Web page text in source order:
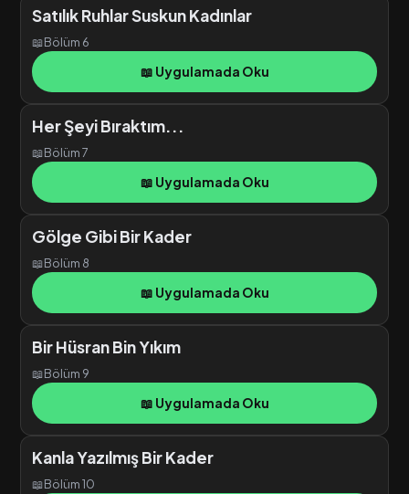
Satılık Ruhlar Suskun Kadınlar
📖Bölüm 6
📖 Uygulamada Oku
Her Şeyi Bıraktım...
📖Bölüm 7
📖 Uygulamada Oku
Gölge Gibi Bir Kader
📖Bölüm 8
📖 Uygulamada Oku
Bir Hüsran Bin Yıkım
📖Bölüm 9
📖 Uygulamada Oku
Kanla Yazılmış Bir Kader
📖Bölüm 10